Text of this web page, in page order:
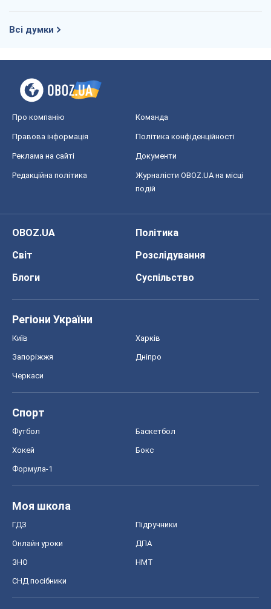
Всі думки
Про компанію Команда
Правова інформація Політика конфіденційності
Реклама на сайті Документи
Редакційна політика
Журналісти OBOZ.UA на місці
подій
OBOZ.UA
Політика
Світ
Розслідування
Блоги
Суспільство
Регіони України
Київ Харків
Запоріжжя Дніпро
Черкаси
Спорт
Футбол Баскетбол
Хокей Бокс
Формула-1
Моя школа
ГДЗ Підручники
Онлайн уроки ДПА
ЗНО НМТ
СНД посібники